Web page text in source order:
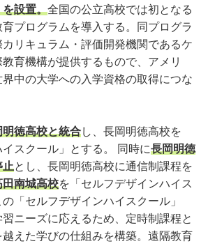
を設置。全国の公立高校では初となる
プログラムを導入する。同プログラ
リキュラム・評価開発機関であるケ
育機構が提供するもので、アメリ
中の大学への入学資格の取得につな
徳高校と統合し、長岡明徳高校を
イスクール」とする。 同時に長岡明徳
止とし、長岡明徳高校に通信制課程を
田南城高校を「セルフデザインハイス
「セルフデザインハイスクール」
ニーズに応えるため、定時制課程と
えた学びの仕組みを構築。遠隔教育